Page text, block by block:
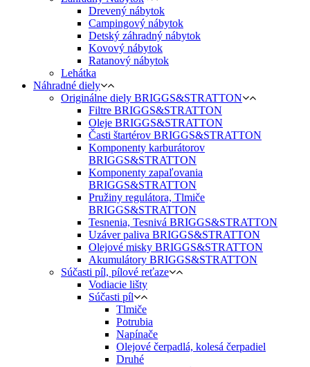
Drevený nábytok
Campingový nábytok
Detský záhradný nábytok
Kovový nábytok
Ratanový nábytok
Lehátka
Náhradné diely
Originálne diely BRIGGS&STRATTON
Filtre BRIGGS&STRATTON
Oleje BRIGGS&STRATTON
Časti štartérov BRIGGS&STRATTON
Komponenty karburátorov
BRIGGS&STRATTON
Komponenty zapaľovania
BRIGGS&STRATTON
Pružiny regulátora, Tlmiče
BRIGGS&STRATTON
Tesnenia, Tesnivá BRIGGS&STRATTON
Uzáver paliva BRIGGS&STRATTON
Olejové misky BRIGGS&STRATTON
Akumulátory BRIGGS&STRATTON
Súčasti píl, pílové reťaze
Vodiacie lišty
Súčasti píl
Tlmiče
Potrubia
Napínače
Olejové čerpadlá, kolesá čerpadiel
Druhé